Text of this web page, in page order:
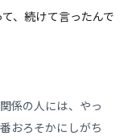
、続けて言ったんで
係の人には、やっ
おろそかにしがち